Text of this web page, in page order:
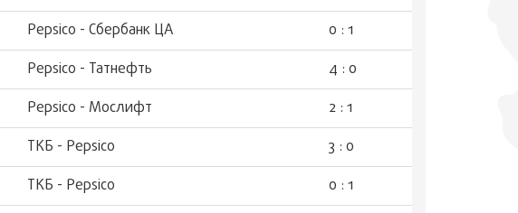
Pepsico - Сбербанк ЦА
0 : 1
Pepsico - Татнефть
4 : 0
Pepsico - Мослифт
2 : 1
ТКБ - Pepsico
3 : 0
ТКБ - Pepsico
0 : 1